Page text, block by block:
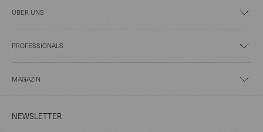
ÜBER UNS
PROFESSIONALS
MAGAZIN
NEWSLETTER